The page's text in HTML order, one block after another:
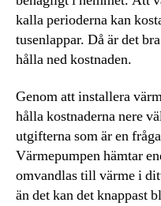
kalla perioderna kan
tusenlappar. Då är det
hålla ned kostnaden.
Genom att installera
hålla kostnaderna nere
utgifterna som är en
Värmepumpen hämtar
omvandlas till värme i
än det kan det knappast